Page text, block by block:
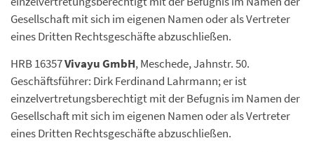
Gesellschaft mit sich im eigenen Namen oder als Vertreter
eines Dritten Rechtsgeschäfte abzuschließen.
HRB 16357Vivayu GmbH, Meschede, Jahnstr. 50.
Geschäftsführer: Dirk Ferdinand Lahrmann; er ist
einzelvertretungsberechtigt mit der Befugnis im Namen der
Gesellschaft mit sich im eigenen Namen oder als Vertreter
eines Dritten Rechtsgeschäfte abzuschließen.